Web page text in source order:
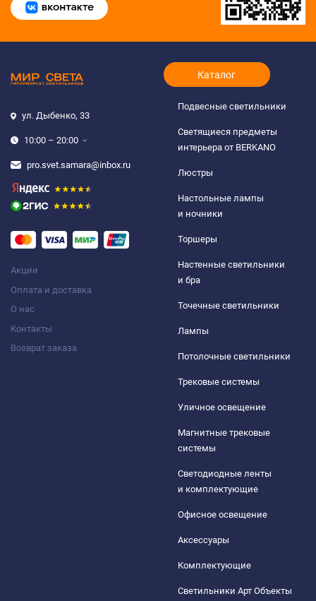
ул. Дыбенко, 33
10:00 – 20:00
pro.svet.samara@inbox.ru
Акции
Оплата и доставка
О нас
Контакты
Возврат заказа
Каталог
Подвесные светильники
Светящиеся предметы
интерьера от BERKANO
Люстры
Настольные лампы
и ночники
Торшеры
Настенные светильники
и бра
Точечные светильники
Лампы
Потолочные светильники
Трековые системы
Уличное освещение
Магнитные трековые
системы
Светодиодные ленты
и комплектующие
Офисное освещение
Аксессуары
Комплектующие
Светильники Арт Объекты